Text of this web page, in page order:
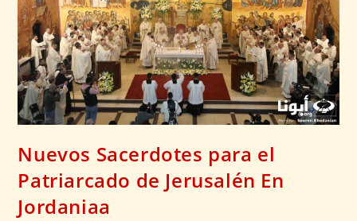
Nuevos Sacerdotes para el
Patriarcado de Jerusalén En
Jordaniaa